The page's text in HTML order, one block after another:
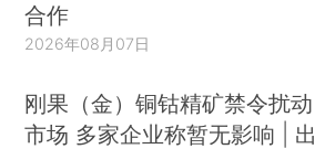
合作
2026年08月07日
刚果（金）铜钴精矿禁令扰动
市场 多家企业称暂无影响 | 出